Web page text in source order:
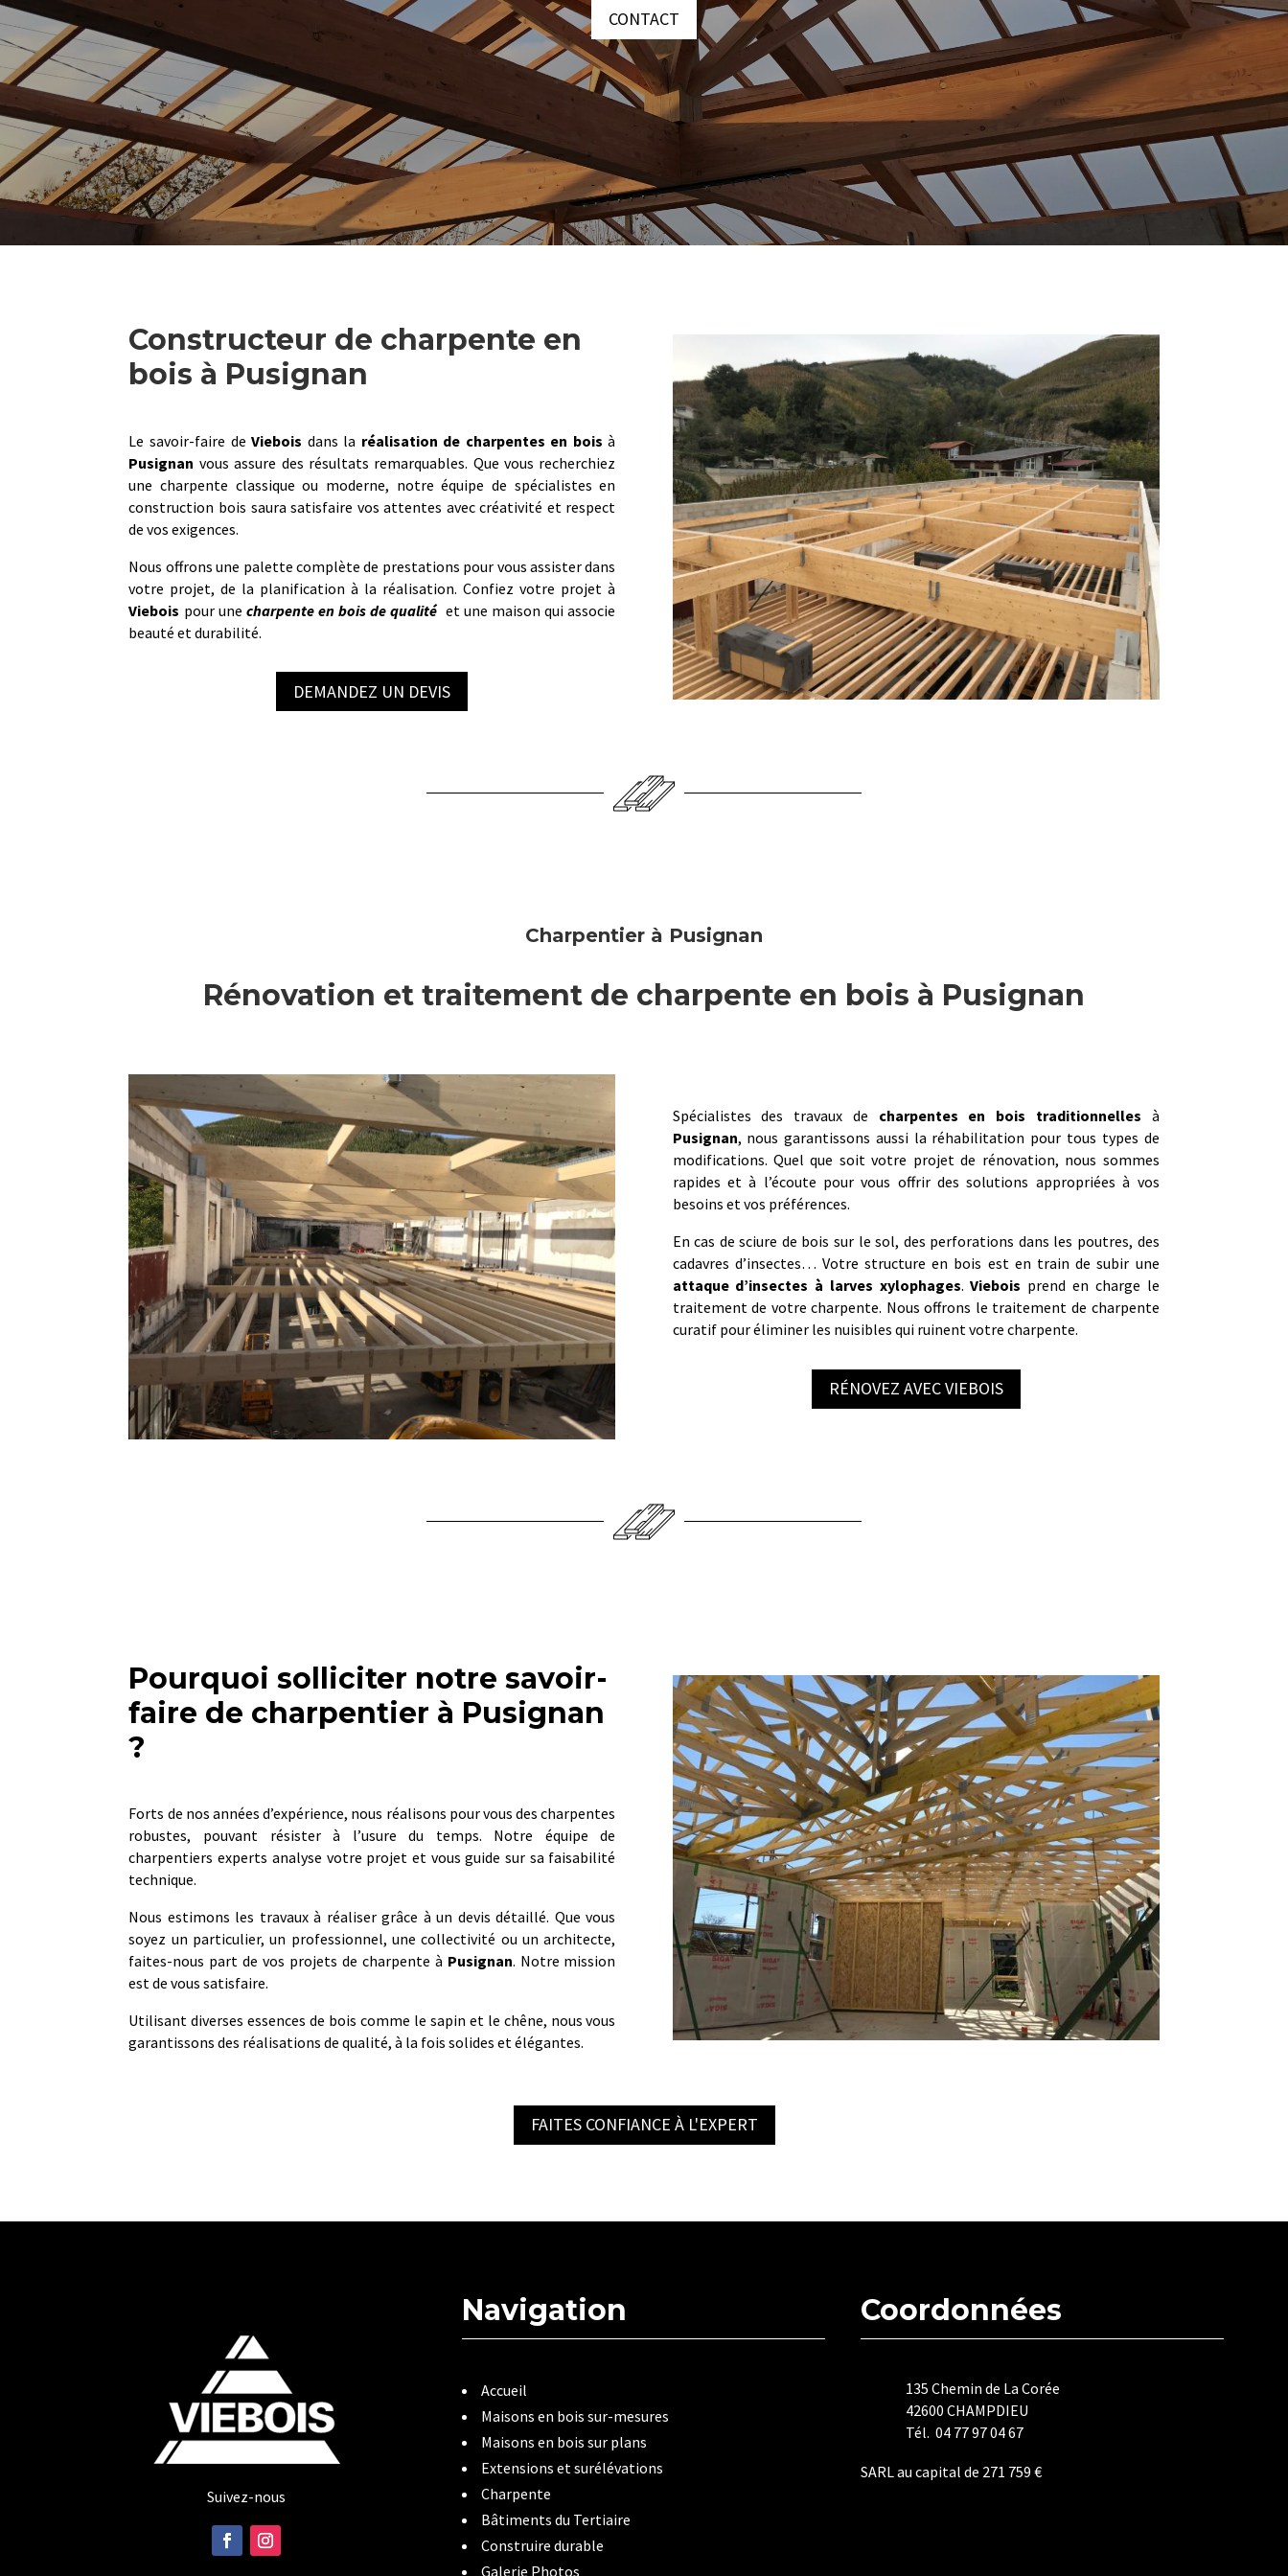
CONTACT
Constructeur de charpente en
bois à Pusignan
Le savoir-faire deViebois dans la réalisation de charpentes en bois à
Pusignan vous assure des résultats remarquables. Que vous recherchiez
une charpente classique ou moderne, notre équipe de spécialistes en
construction bois saura satisfaire vos attentes avec créativité et respect
de vos exigences.
Nous offrons une palette complète de prestations pour vous assister dans
votre projet, de la planification à la réalisation. Confiez votre projet à
Viebois pour une charpente en bois de qualité et une maison qui associe
beauté et durabilité.
DEMANDEZ UN DEVIS
Charpentier à Pusignan
Rénovation et traitement de charpente en bois à Pusignan
Spécialistes des travaux de charpentes en bois traditionnelles à
Pusignan, nous garantissons aussi la réhabilitation pour tous types de
modifications. Quel que soit votre projet de rénovation, nous sommes
rapides et à l’écoute pour vous offrir des solutions appropriées à vos
besoins et vos préférences.
En cas de sciure de bois sur le sol, des perforations dans les poutres, des
cadavres d’insectes… Votre structure en bois est en train de subir une
attaque d’insectes à larves xylophages.Viebois prend en charge le
traitement de votre charpente. Nous offrons le traitement de charpente
curatif pour éliminer les nuisibles qui ruinent votre charpente.
RÉNOVEZ AVEC VIEBOIS
Pourquoi solliciter notre savoir-
faire de charpentier à Pusignan
?
Forts de nos années d’expérience, nous réalisons pour vous des charpentes
robustes, pouvant résister à l’usure du temps. Notre équipe de
charpentiers experts analyse votre projet et vous guide sur sa faisabilité
technique.
Nous estimons les travaux à réaliser grâce à un devis détaillé. Que vous
soyez un particulier, un professionnel, une collectivité ou un architecte,
faites-nous part de vos projets de charpente à Pusignan. Notre mission
est de vous satisfaire.
Utilisant diverses essences de bois comme le sapin et le chêne, nous vous
garantissons des réalisations de qualité, à la fois solides et élégantes.
FAITES CONFIANCE À L'EXPERT
Suivez-nous
Navigation
Accueil
Maisons en bois sur-mesures
Maisons en bois sur plans
Extensions et surélévations
Charpente
Bâtiments du Tertiaire
Construire durable
Galerie Photos
Coordonnées
135 Chemin de La Corée
42600 CHAMPDIEU
Tél. 04 77 97 04 67
SARL au capital de 271 759 €